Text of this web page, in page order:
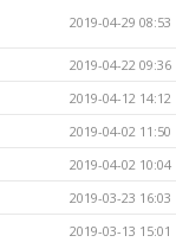
2019-04-29 08:53
2019-04-22 09:36
2019-04-12 14:12
2019-04-02 11:50
2019-04-02 10:04
2019-03-23 16:03
2019-03-13 15:01